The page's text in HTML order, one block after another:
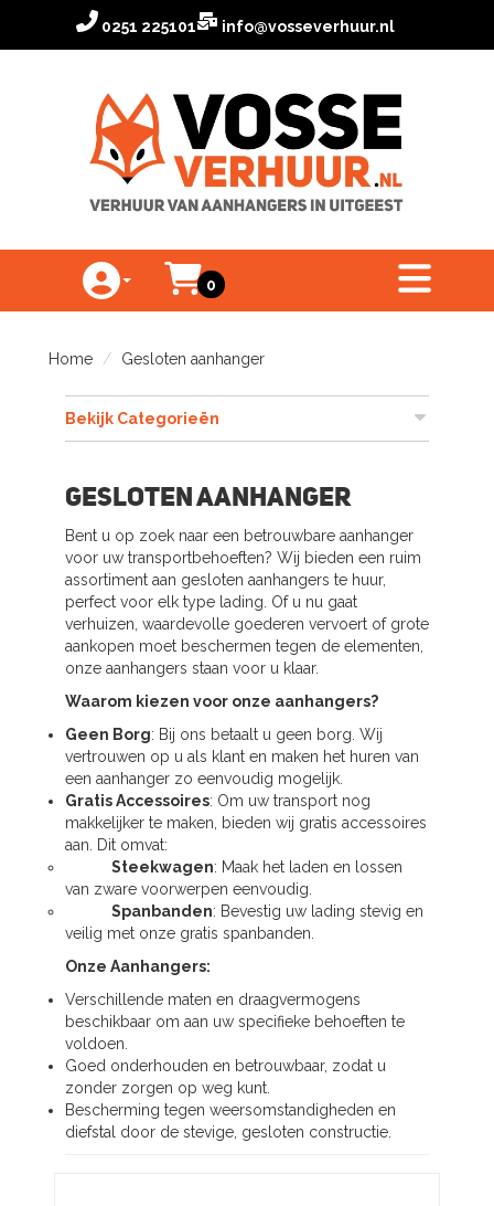
0251 225101 info@vosseverhuur.nl
Toggle Account dropdown
Winkelwagen
0
toggle menu
Home Gesloten aanhanger
Bekijk Categorieën
Gesloten aanhanger
Bent u op zoek naar een betrouwbare aanhanger
voor uw transportbehoeften? Wij bieden een ruim
assortiment aan gesloten aanhangers te huur,
perfect voor elk type lading. Of u nu gaat
verhuizen, waardevolle goederen vervoert of grote
aankopen moet beschermen tegen de elementen,
onze aanhangers staan voor u klaar.
Waarom kiezen voor onze aanhangers?
Geen Borg: Bij ons betaalt u geen borg. Wij
vertrouwen op u als klant en maken het huren van
een aanhanger zo eenvoudig mogelijk.
Gratis Accessoires: Om uw transport nog
makkelijker te maken, bieden wij gratis accessoires
aan. Dit omvat:
Steekwagen: Maak het laden en lossen
van zware voorwerpen eenvoudig.
Spanbanden: Bevestig uw lading stevig en
veilig met onze gratis spanbanden.
Onze Aanhangers:
Verschillende maten en draagvermogens
beschikbaar om aan uw specifieke behoeften te
voldoen.
Goed onderhouden en betrouwbaar, zodat u
zonder zorgen op weg kunt.
Bescherming tegen weersomstandigheden en
diefstal door de stevige, gesloten constructie.